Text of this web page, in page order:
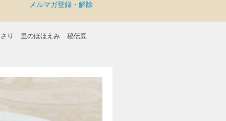
メルマガ登録・解除
り 里のほほえみ 秘伝豆